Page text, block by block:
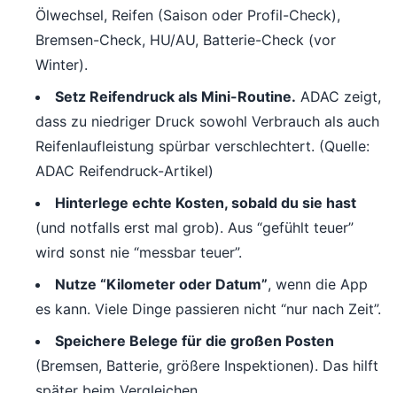
Ölwechsel, Reifen (Saison oder Profil-Check),
Bremsen-Check, HU/AU, Batterie-Check (vor
Winter).
Setz Reifendruck als Mini-Routine. ADAC zeigt,
dass zu niedriger Druck sowohl Verbrauch als auch
Reifenlaufleistung spürbar verschlechtert. (Quelle:
ADAC Reifendruck-Artikel)
Hinterlege echte Kosten, sobald du sie hast
(und notfalls erst mal grob). Aus “gefühlt teuer”
wird sonst nie “messbar teuer”.
Nutze “Kilometer oder Datum”, wenn die App
es kann. Viele Dinge passieren nicht “nur nach Zeit”.
Speichere Belege für die großen Posten
(Bremsen, Batterie, größere Inspektionen). Das hilft